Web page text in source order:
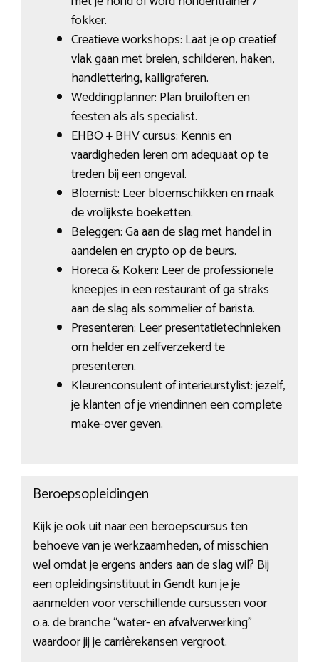
fokker.
Creatieve workshops: Laat je op creatief
vlak gaan met breien, schilderen, haken,
handlettering, kalligraferen.
Weddingplanner: Plan bruiloften en
feesten als als specialist.
EHBO + BHV cursus: Kennis en
vaardigheden leren om adequaat op te
treden bij een ongeval.
Bloemist: Leer bloemschikken en maak
de vrolijkste boeketten.
Beleggen: Ga aan de slag met handel in
aandelen en crypto op de beurs.
Horeca & Koken: Leer de professionele
kneepjes in een restaurant of ga straks
aan de slag als sommelier of barista.
Presenteren: Leer presentatietechnieken
om helder en zelfverzekerd te
presenteren.
Kleurenconsulent of interieurstylist: jezelf,
je klanten of je vriendinnen een complete
make-over geven.
Beroepsopleidingen
Kijk je ook uit naar een beroepscursus ten
behoeve van je werkzaamheden, of misschien
wel omdat je ergens anders aan de slag wil? Bij
eenopleidingsinstituut in Gendtkun je je
aanmelden voor verschillende cursussen voor
o.a. de branche “water- en afvalverwerking”
waardoor jij je carrièrekansen vergroot.